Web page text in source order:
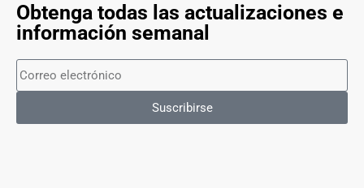
Obtenga todas las actualizaciones e
información semanal
Suscribirse